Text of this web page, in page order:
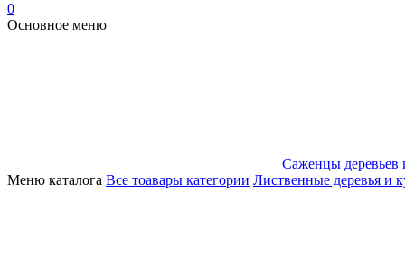
0
Основное меню
Саженцы деревьев
Меню каталога Все тоавары категории Лиственные деревья и